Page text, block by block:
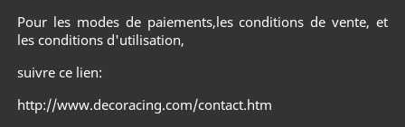
Pour les modes de paiements,les conditions de vente, et
les conditions d'utilisation,
suivre ce lien:
http://www.decoracing.com/contact.htm